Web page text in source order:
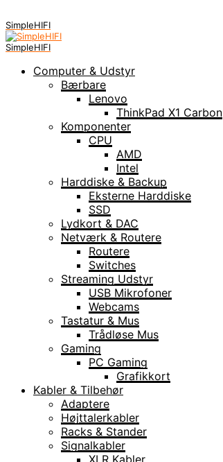
SimpleHIFI
SimpleHIFI
Computer & Udstyr
Bærbare
Lenovo
ThinkPad X1 Carbon
Komponenter
CPU
AMD
Intel
Harddiske & Backup
Eksterne Harddiske
SSD
Lydkort & DAC
Netværk & Routere
Routere
Switches
Streaming Udstyr
USB Mikrofoner
Webcams
Tastatur & Mus
Trådløse Mus
Gaming
PC Gaming
Grafikkort
Kabler & Tilbehør
Adaptere
Højttalerkabler
Racks & Stander
Signalkabler
XLR Kabler